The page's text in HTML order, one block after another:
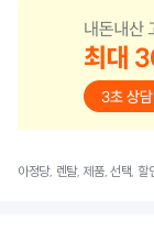
아정당, 렌탈, 제품, 선택, 할